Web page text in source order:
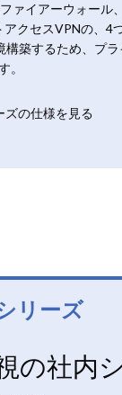
ァイアーウォール
クセスVPNの、4
築するため、プ
。
ズの仕様を見る
リーズ
の社内